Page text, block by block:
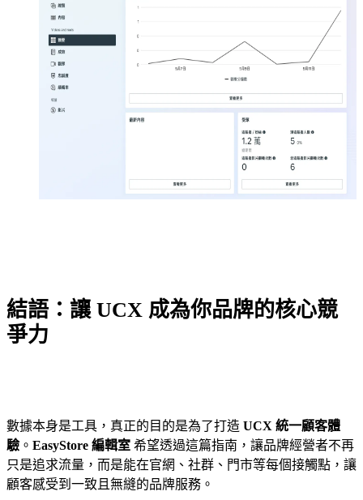
結語：讓 UCX 成為你品牌的核心競
爭力
數據本身是工具，真正的目的是為了打造 UCX 統一顧客體
驗 。 EasyStore 編輯室 希望透過這篇指南，讓品牌經營者不再
只是追求流量，而是能在官網、社群、門市等每個接觸點，讓
顧客感受到一致且無縫的品牌服務。